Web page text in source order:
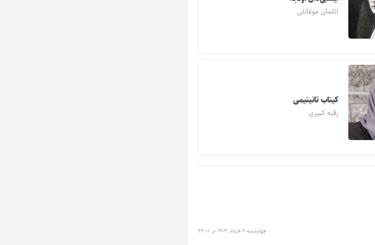
ائلمان موغانلی
کیتاب تانیتیمی
رقیه کبیری
چهارشنبه ۲ خرداد ۱۴۰۳ در ۲۲:۰۱